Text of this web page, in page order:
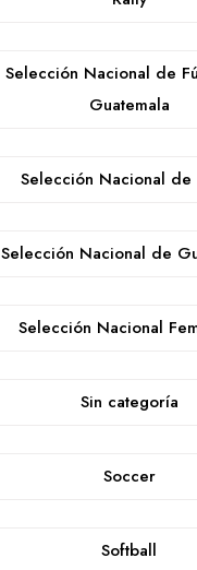
Selección Nacional de
Guatemala
Selección Nacional de
Selección Nacional de
Selección Nacional
Sin categoría
Soccer
Softball